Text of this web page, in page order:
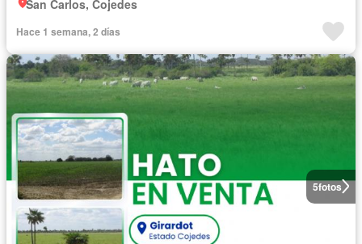
San Carlos, Cojedes
Hace 1 semana, 2 días
5fotos